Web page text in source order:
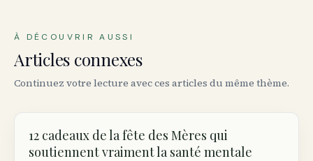
À DÉCOUVRIR AUSSI
Articles connexes
Continuez votre lecture avec ces articles du même thème.
12 cadeaux de la fête des Mères qui
soutiennent vraiment la santé mentale